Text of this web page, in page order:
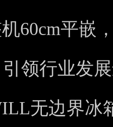
60cm平嵌
领行业发
无边界冰